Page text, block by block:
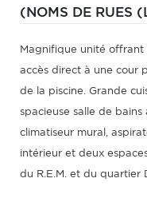
(NOMS DE RUES
Magnifique unité
accès direct à une cour
de la piscine. Grande
spacieuse salle de
climatiseur mural,
intérieur et deux
du R.E.M. et du quartier